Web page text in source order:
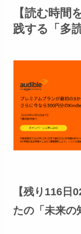
【読む時間
践する「多
【残り116日
たの「未来の